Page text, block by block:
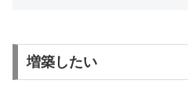
増築したい